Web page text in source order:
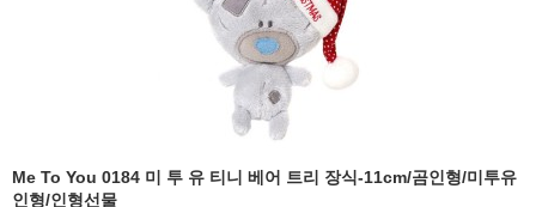
Me To You 0184 미 투 유 티니 베어 트리 장식-11cm/곰인형/미투유
인형/인형선물